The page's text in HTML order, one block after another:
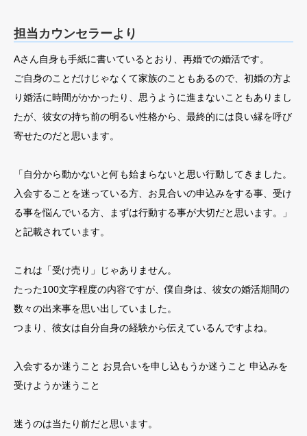
担当カウンセラーより
Aさん自身も手紙に書いているとおり、再婚での婚活です。
ご自身のことだけじゃなくて家族のこともあるので、初婚の方よ
り婚活に時間がかかったり、思うように進まないこともありまし
たが、彼女の持ち前の明るい性格から、最終的には良い縁を呼び
寄せたのだと思います。
「自分から動かないと何も始まらないと思い行動してきました。
入会することを迷っている方、お見合いの申込みをする事、受け
る事を悩んでいる方、まずは行動する事が大切だと思います。」
と記載されています。
これは「受け売り」じゃありません。
たった100文字程度の内容ですが、僕自身は、彼女の婚活期間の
数々の出来事を思い出していました。
つまり、彼女は自分自身の経験から伝えているんですよね。
入会するか迷うこと お見合いを申し込もうか迷うこと 申込みを
受けようか迷うこと
迷うのは当たり前だと思います。